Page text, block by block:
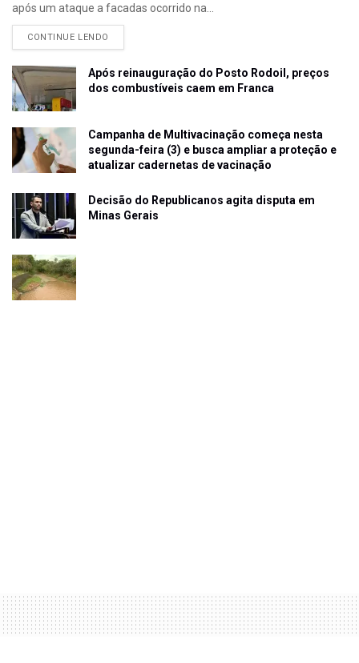
após um ataque a facadas ocorrido na...
CONTINUE LENDO
Após reinauguração do Posto Rodoil, preços
dos combustíveis caem em Franca
Campanha de Multivacinação começa nesta
segunda-feira (3) e busca ampliar a proteção e
atualizar cadernetas de vacinação
Decisão do Republicanos agita disputa em
Minas Gerais